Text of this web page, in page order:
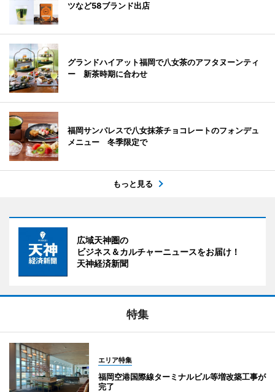
ツなど58ブランド出店
グランドハイアット福岡で八女茶のアフタヌーンティ
ー 新茶時期に合わせ
福岡サンパレスで八女抹茶チョコレートのフォンデュ
メニュー 冬季限定で
もっと見る
広域天神圏の
ビジネス＆カルチャーニュースをお届け！
天神経済新聞
特集
エリア特集
福岡空港国際線ターミナルビル等増改築工事が
完了